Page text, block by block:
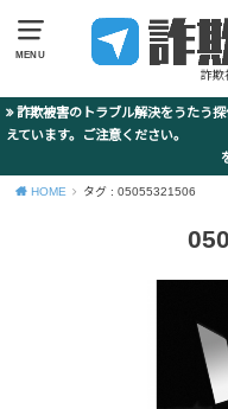
MENU
詐欺
詐欺被害のトラブル解決をうたう
えています。ご注意ください。
HOME タグ : 05055321506